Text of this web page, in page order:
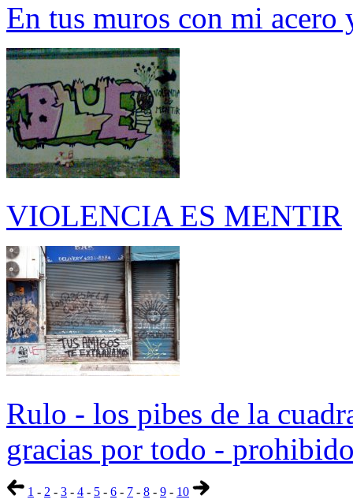
En tus muros con mi acero
VIOLENCIA ES MENTIR
Rulo - los pibes de la
gracias por todo -
1 - 2 - 3 - 4 - 5 - 6 - 7 - 8 - 9 - 10